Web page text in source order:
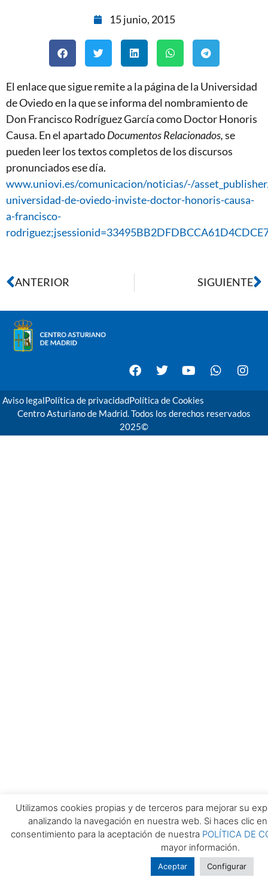
15 junio, 2015
El enlace que sigue remite a la página de la Universidad
de Oviedo en la que se informa del nombramiento de
Don Francisco Rodríguez García como Doctor Honoris
Causa. En el apartadoDocumentos Relacionados,se
pueden leer los textos completos de los discursos
pronunciados ese día.
www.uniovi.es/comunicacion/noticias/-/
universidad-de-oviedo-inviste-doctor-honoris-causa-
a-francisco-
ANTERIOR SIGUIENTE
Aviso legalPolítica de privacidadPolítica de Cookies
Centro Asturiano de Madrid. Todos los derechos reservados
2025©
Utilizamos cookies propias y de terceros para mejorar su
analizando la navegación en nuestra web. Si haces clic
consentimiento para la aceptación de nuestra POLÍTICA DE
mayor información.
Aceptar Configurar